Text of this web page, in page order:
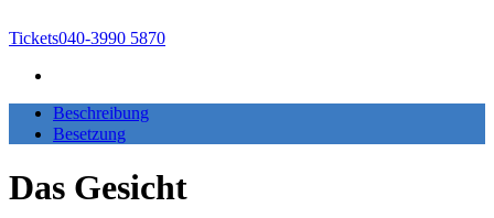
Tickets040-3990 5870
Beschreibung
Besetzung
Das Gesicht